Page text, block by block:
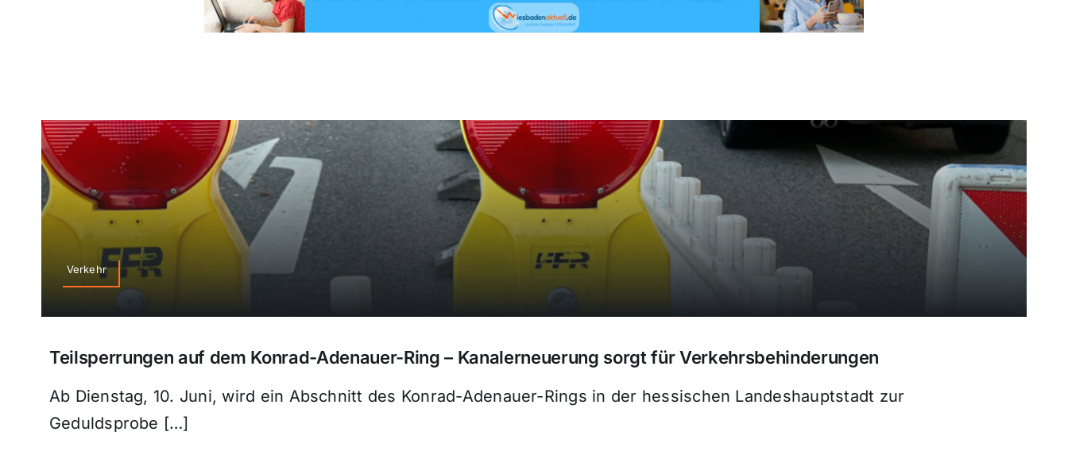
Verkehr
Teilsperrungen auf dem Konrad-Adenauer-Ring – Kanalerneuerung sorgt für Verkehrsbehinderungen
Ab Dienstag, 10. Juni, wird ein Abschnitt des Konrad-Adenauer-Rings in der hessischen Landeshauptstadt zur
Geduldsprobe […]